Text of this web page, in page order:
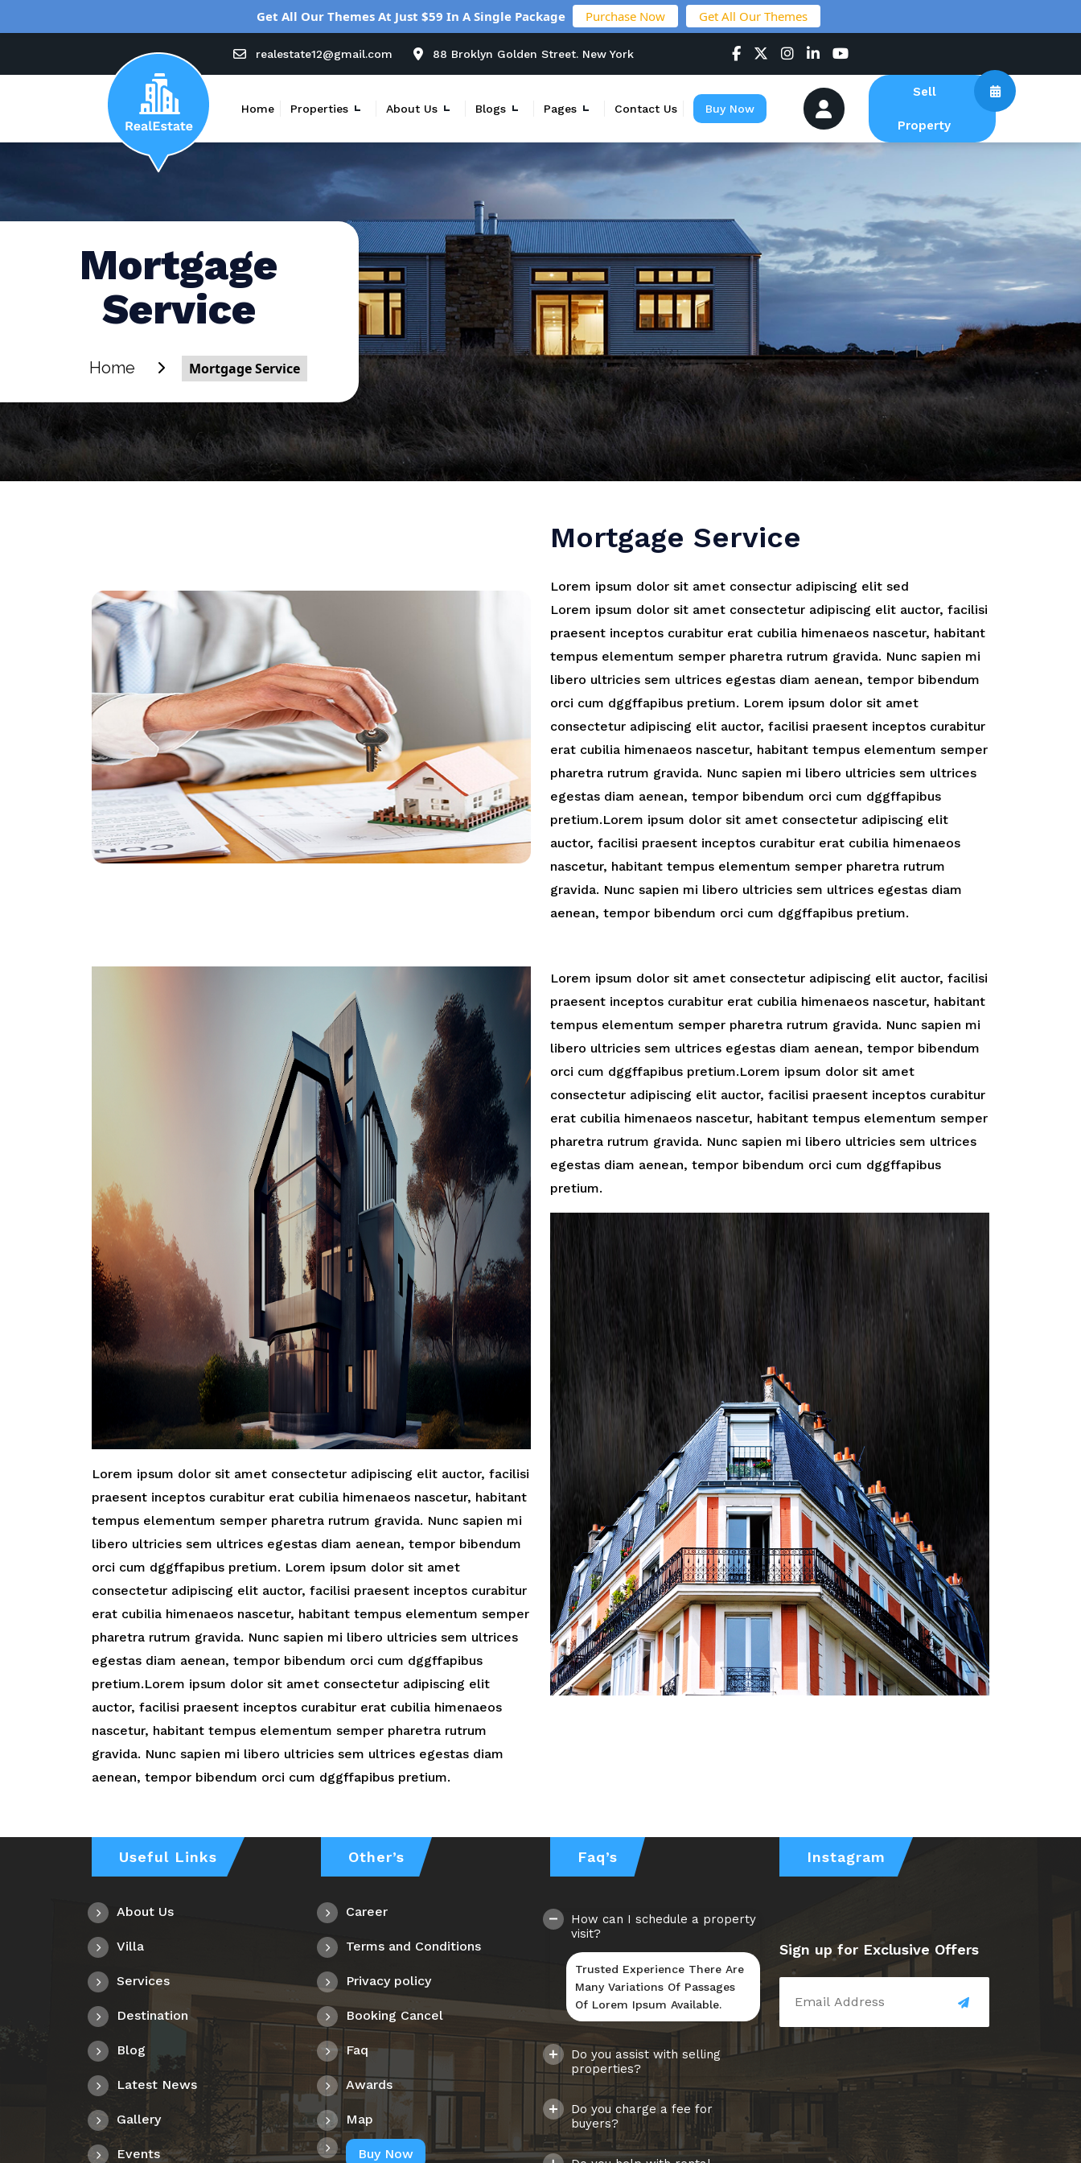
realestate12@gmail.com 88 Broklyn Golden Street. New York
Home Properties About Us Blogs Pages Contact Us Buy Now
Sell
Property
Mortgage
Service
Home Mortgage Service
Mortgage Service
Lorem ipsum dolor sit amet consectur adipiscing elit sed
Lorem ipsum dolor sit amet consectetur adipiscing elit auctor, facilisi
praesent inceptos curabitur erat cubilia himenaeos nascetur, habitant
tempus elementum semper pharetra rutrum gravida. Nunc sapien mi
libero ultricies sem ultrices egestas diam aenean, tempor bibendum
orci cum dggffapibus pretium. Lorem ipsum dolor sit amet
consectetur adipiscing elit auctor, facilisi praesent inceptos curabitur
erat cubilia himenaeos nascetur, habitant tempus elementum semper
pharetra rutrum gravida. Nunc sapien mi libero ultricies sem ultrices
egestas diam aenean, tempor bibendum orci cum dggffapibus
pretium.Lorem ipsum dolor sit amet consectetur adipiscing elit
auctor, facilisi praesent inceptos curabitur erat cubilia himenaeos
nascetur, habitant tempus elementum semper pharetra rutrum
gravida. Nunc sapien mi libero ultricies sem ultrices egestas diam
aenean, tempor bibendum orci cum dggffapibus pretium.
Lorem ipsum dolor sit amet consectetur adipiscing elit auctor, facilisi
praesent inceptos curabitur erat cubilia himenaeos nascetur, habitant
tempus elementum semper pharetra rutrum gravida. Nunc sapien mi
libero ultricies sem ultrices egestas diam aenean, tempor bibendum
orci cum dggffapibus pretium. Lorem ipsum dolor sit amet
consectetur adipiscing elit auctor, facilisi praesent inceptos curabitur
erat cubilia himenaeos nascetur, habitant tempus elementum semper
pharetra rutrum gravida. Nunc sapien mi libero ultricies sem ultrices
egestas diam aenean, tempor bibendum orci cum dggffapibus
pretium.Lorem ipsum dolor sit amet consectetur adipiscing elit
auctor, facilisi praesent inceptos curabitur erat cubilia himenaeos
nascetur, habitant tempus elementum semper pharetra rutrum
gravida. Nunc sapien mi libero ultricies sem ultrices egestas diam
aenean, tempor bibendum orci cum dggffapibus pretium.
Lorem ipsum dolor sit amet consectetur adipiscing elit auctor, facilisi
praesent inceptos curabitur erat cubilia himenaeos nascetur, habitant
tempus elementum semper pharetra rutrum gravida. Nunc sapien mi
libero ultricies sem ultrices egestas diam aenean, tempor bibendum
orci cum dggffapibus pretium.Lorem ipsum dolor sit amet
consectetur adipiscing elit auctor, facilisi praesent inceptos curabitur
erat cubilia himenaeos nascetur, habitant tempus elementum semper
pharetra rutrum gravida. Nunc sapien mi libero ultricies sem ultrices
egestas diam aenean, tempor bibendum orci cum dggffapibus
pretium.
Useful Links
About Us
Villa
Services
Destination
Blog
Latest News
Gallery
Events
Other’s
Career
Terms and Conditions
Privacy policy
Booking Cancel
Faq
Awards
Map
Buy Now
Faq’s
How can I schedule a property
visit?
Trusted Experience There Are
Many Variations Of Passages
Of Lorem Ipsum Available.
Do you assist with selling
properties?
Do you charge a fee for
buyers?
Instagram
Sign up for Exclusive Offers
Get All Our Themes At Just $59 In A Single Package Purchase Now Get All Our Themes